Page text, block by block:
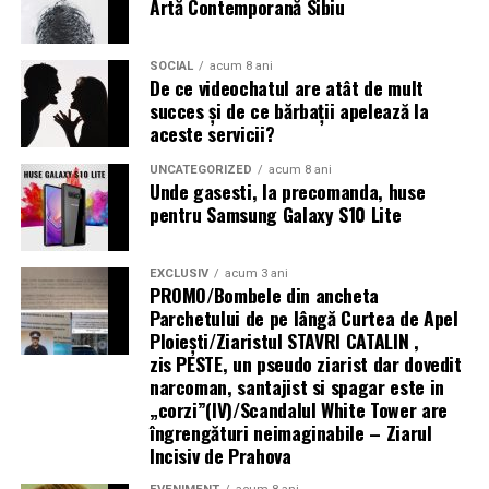
Tratamentul hormonal al endometriozei
(contraceptive, progestative, analogi GnRH)
îmbunătățește fertilitateași nu trebuie recomandat cu
scopul de a crește șansele de sarcină. Suprimarea
hormonală oprește funcția ovariană și, implicit, orice
posibilitate de concepție pe durata tratamentului.
Analogii GnRH sunt folosiți uneoripreoperatorpentru
a reduce volumul și vascularizația leziunilor (facilitând
chirurgia), sau
postoperatorpentru a preveni recurența
— dar nu ca tratament de fertilitate în sine.
Mesajul final pentru femeile cu endometrioză și
dorința de sarcină
Endometrioza nu înseamnă infertilitate garantată.
Multe femei cu endometrioză, inclusiv stadii avansate,
rămân gravide — spontan sau cu ajutorul tratamentelor
infrastructură energetică
„Există un decalaj
structural între
cerințele actuale ale
fondurilor europene —
care impun
echipamente 100%
electrice — și
capacitatea reală a
infrastructurii de a livra
energie acolo unde se
desfășoară lucrările.
Artă Contemporană Sibiu
SOCIAL acum 8 ani
De ce videochatul are atât de mult
succes și de ce bărbații apelează la
aceste servicii?
UNCATEGORIZED acum 8 ani
Unde gasesti, la precomanda, huse
pentru Samsung Galaxy S10 Lite
EXCLUSIV acum 3 ani
PROMO/Bombele din ancheta
Parchetului de pe lângă Curtea de Apel
Ploieşti/Ziaristul STAVRI CATALIN ,
zis PESTE, un pseudo ziarist dar dovedit
narcoman, santajist si spagar este in
„corzi”(IV)/Scandalul White Tower are
îngrengături neimaginabile – Ziarul
Incisiv de Prahova